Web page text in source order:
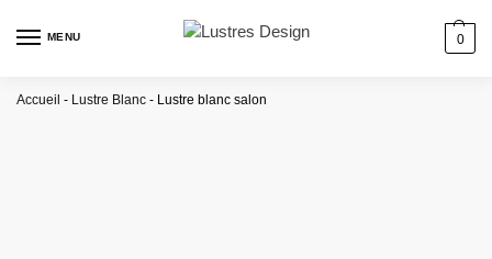
MENU 0
Accueil - Lustre Blanc - Lustre blanc salon